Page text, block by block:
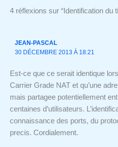
4 réflexions sur “Identification du
JEAN-PASCAL
30 DÉCEMBRE 2013 À 18:21
Est-ce que ce serait identique
Carrier Grade NAT et qu’une
mais partagee potentiellement
centaines d’utilisateurs.
connaissance des ports, du
precis. Cordialement.